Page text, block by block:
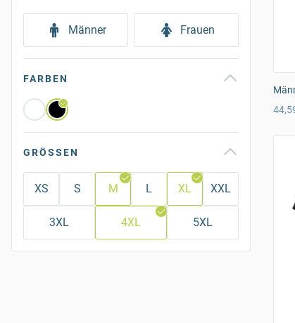
Männer Frauen
FARBEN
GRÖSSEN
XS S M L XL XXL
3XL 4XL 5XL